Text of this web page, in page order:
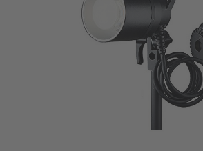
E-post:
FOTOTILBEHØR
LYS OG STUDIO